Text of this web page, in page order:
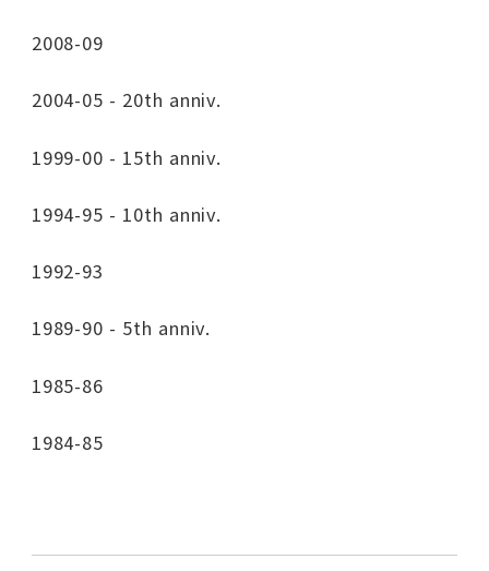
2008-09
2004-05 - 20th anniv.
1999-00 - 15th anniv.
1994-95 - 10th anniv.
1992-93
1989-90 - 5th anniv.
1985-86
1984-85